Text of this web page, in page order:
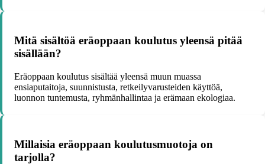
Mitä sisältöä eräoppaan koulutus yleensä pitää
sisällään?
Eräoppaan koulutus sisältää yleensä muun muassa
ensiaputaitoja, suunnistusta, retkeilyvarusteiden käyttöä,
luonnon tuntemusta, ryhmänhallintaa ja erämaan ekologiaa.
Millaisia eräoppaan koulutusmuotoja on
tarjolla?